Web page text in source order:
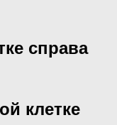
справа
клетке